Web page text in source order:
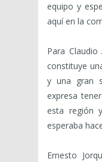
equipo y
aquí en la
Para
constituye
y una gran
expresa
esta región
esperaba
Ernesto